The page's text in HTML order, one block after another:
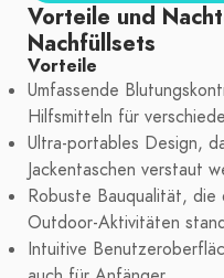
Vorteile und
Nachfüllsets
Vorteile
Umfassende
Hilfsmitteln für
Ultra-portables Design,
Jackentaschen verstaut
Robuste Bauqualität,
Outdoor-Aktivitäten
Intuitive